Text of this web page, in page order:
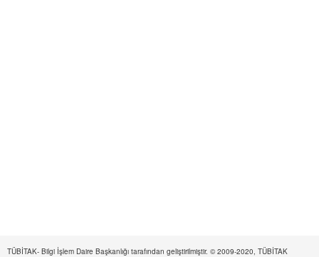
TÜBİTAK- Bilgi İşlem Daire Başkanlığı tarafından geliştirilmiştir. © 2009-2020, TÜBİTAK